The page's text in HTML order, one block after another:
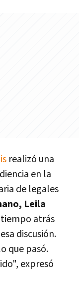
realizó una
en la
de legales
Leila
atrás
discusión.
que pasó.
expresó